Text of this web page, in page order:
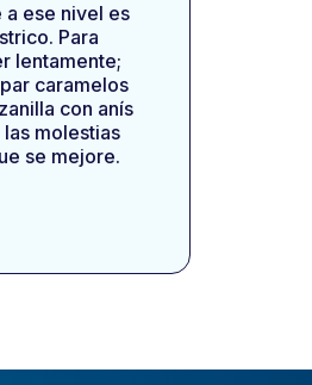
ese nivel es
Para
lentamente;
caramelos
con anís
molestias
se mejore.